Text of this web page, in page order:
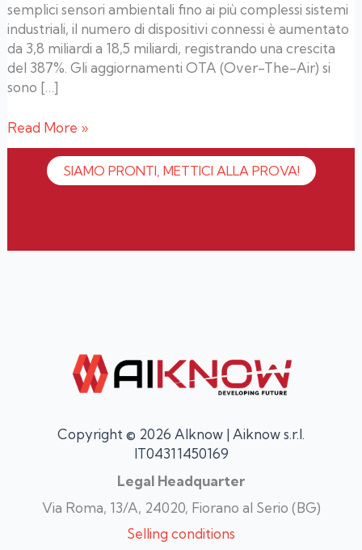
semplici sensori ambientali fino ai più complessi sistemi
industriali, il numero di dispositivi connessi è aumentato
da 3,8 miliardi a 18,5 miliardi, registrando una crescita
del 387%. Gli aggiornamenti OTA (Over-The-Air) si
sono […]
Read More »
SIAMO PRONTI, METTICI ALLA PROVA!
Copyright © 2026 AIknow | Aiknow s.r.l.
IT04311450169
Legal Headquarter
Via Roma, 13/A, 24020, Fiorano al Serio (BG)
Selling conditions